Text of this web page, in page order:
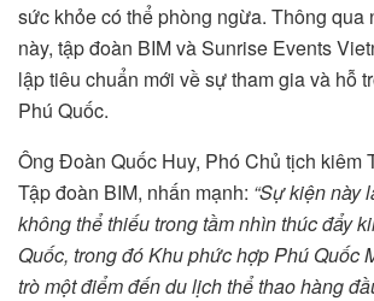
sức khỏe có thể phòng ngừa. Thông qua
này, tập đoàn BIM và Sunrise Events
lập tiêu chuẩn mới về sự tham gia và hỗ
Phú Quốc.
Ông Đoàn Quốc Huy, Phó Chủ tịch kiêm
Tập đoàn BIM, nhấn mạnh: “Sự kiện này
không thể thiếu trong tầm nhìn thúc đẩy
Quốc, trong đó Khu phức hợp Phú Quốc
trò một điểm đến du lịch thể thao hàng